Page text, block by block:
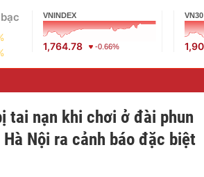
VNINDEX
1,764.78 -0.66%
VN30
tai nạn khi chơi ở đài phun
Nội ra cảnh báo đặc biệt